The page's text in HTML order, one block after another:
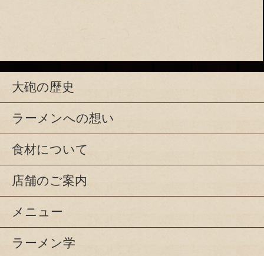
大砲の歴史
ラーメンへの想い
食材について
店舗のご案内
メニュー
ラーメン学